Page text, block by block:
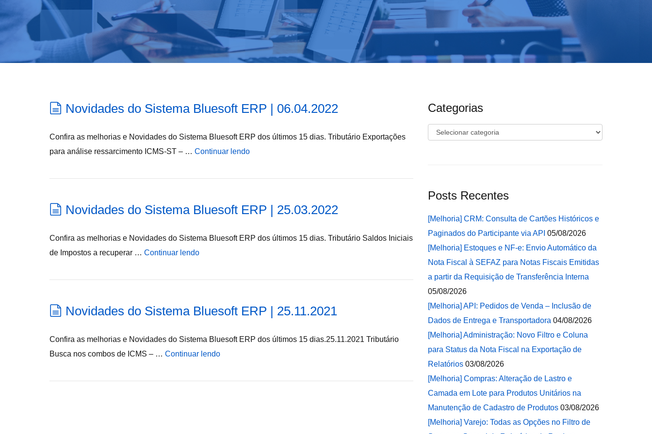
Novidades do Sistema Bluesoft ERP | 06.04.2022
Confira as melhorias e Novidades do Sistema Bluesoft ERP dos últimos 15 dias. Tributário Exportações
para análise ressarcimento ICMS-ST – … Continuar lendo
Novidades do Sistema Bluesoft ERP | 25.03.2022
Confira as melhorias e Novidades do Sistema Bluesoft ERP dos últimos 15 dias. Tributário Saldos Iniciais
de Impostos a recuperar … Continuar lendo
Novidades do Sistema Bluesoft ERP | 25.11.2021
Confira as melhorias e Novidades do Sistema Bluesoft ERP dos últimos 15 dias.25.11.2021 Tributário
Busca nos combos de ICMS – … Continuar lendo
Categorias
Categorias
Posts Recentes
[Melhoria] CRM: Consulta de Cartões Históricos e
Paginados do Participante via API 05/08/2026
[Melhoria] Estoques e NF-e: Envio Automático da
Nota Fiscal à SEFAZ para Notas Fiscais Emitidas
a partir da Requisição de Transferência Interna
05/08/2026
[Melhoria] API: Pedidos de Venda – Inclusão de
Dados de Entrega e Transportadora 04/08/2026
[Melhoria] Administração: Novo Filtro e Coluna
para Status da Nota Fiscal na Exportação de
Relatórios 03/08/2026
[Melhoria] Compras: Alteração de Lastro e
Camada em Lote para Produtos Unitários na
Manutenção de Cadastro de Produtos 03/08/2026
[Melhoria] Varejo: Todas as Opções no Filtro de